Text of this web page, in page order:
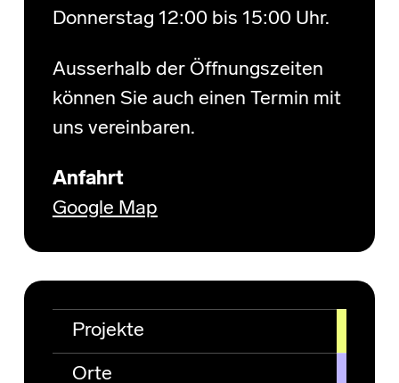
Donnerstag 12:00 bis 15:00 Uhr.
Ausserhalb der Öffnungszeiten
können Sie auch einen Termin mit
uns vereinbaren.
Anfahrt
Google Map
Projekte
Orte